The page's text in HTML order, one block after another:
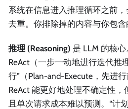
系统在信息进入推理循环之前
去重。你排除掉的内容与你包含
推理 (Reasoning) 是 LLM 的核
ReAct（一步一动地进行迭代推
行”（Plan-and-Execute，先进
ReAct 能更好地处理不确定性，
且单次请求成本难以预测。“计